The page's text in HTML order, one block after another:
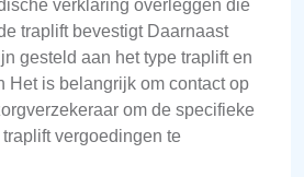
verklaring overleggen die
traplift bevestigt Daarnaast
gesteld aan het type traplift en
Het is belangrijk om contact op
om de specifieke
vergoedingen te